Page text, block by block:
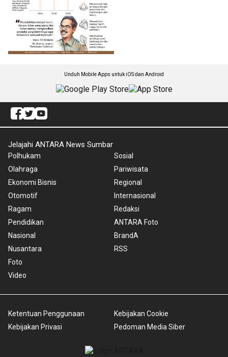
Unduh Mobile Apps untuk iOS dan Android
Jelajahi ANTARA News Sumbar
Polhukam
Olahraga
Ekonomi Bisnis
Otomotif
Ragam
Pendidikan
Nasional
Nusantara
Foto
Video
Sosial
Pariwisata
Regional
Internasional
Redaksi
ANTARA Foto
BrandA
RSS
Ketentuan Penggunaan
Kebijakan Privasi
Kebijakan Cookie
Pedoman Media Siber